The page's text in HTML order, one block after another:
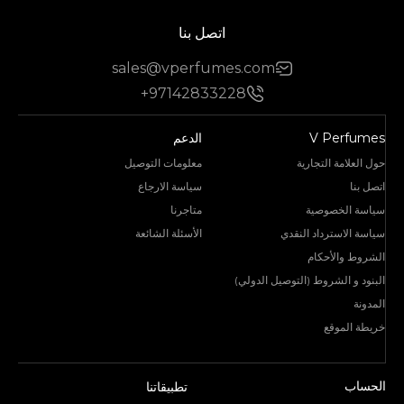
اتصل بنا
sales@vperfumes.com
+97142833228
V Perfumes
حول العلامة التجارية
اتصل بنا
سياسة الخصوصية
سياسة الاسترداد النقدي
الشروط والأحكام
البنود و الشروط (التوصيل الدولي)
المدونة
خريطة الموقع
الدعم
معلومات التوصيل
سياسة الارجاع
متاجرنا
الأسئلة الشائعة
الحساب تطبيقاتنا